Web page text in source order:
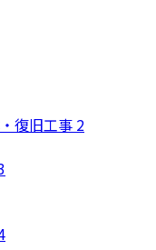
復旧工事 2